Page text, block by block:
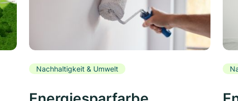
Nachhaltigkeit & Umwelt